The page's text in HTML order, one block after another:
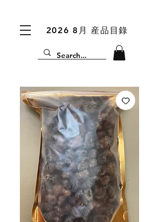
2026 8月 産品目錄